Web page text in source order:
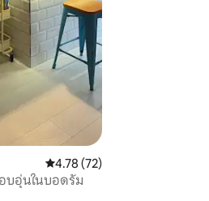
คะแนนเฉลี่ย 4.78 จาก 5, 72 รีวิว
4.78 (72)
บอุ่นในบอดรัม